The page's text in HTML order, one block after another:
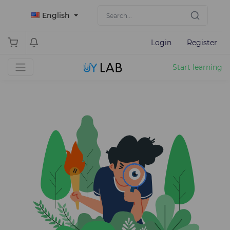
English
Login Register
Start learning